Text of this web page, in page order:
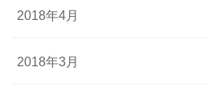
2018年4月
2018年3月